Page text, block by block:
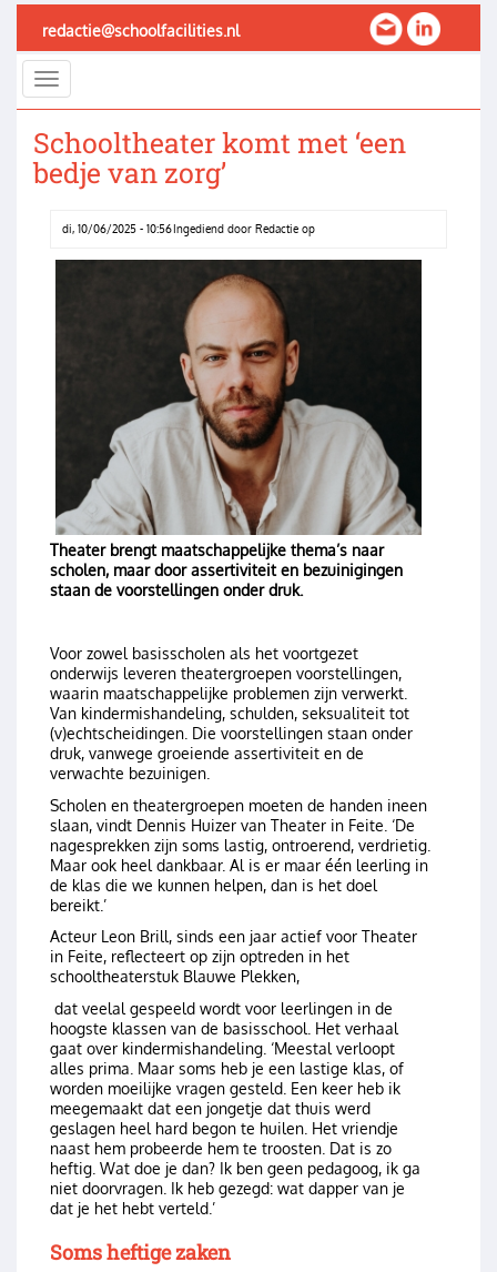
naar
inhoud
gaan
redactie@schoolfacilities.nl
Toggle
navigation
Schooltheater komt met ‘een
bedje van zorg’
Ingediend door Redactie op
di, 10/06/2025 - 10:56
Theater brengt maatschappelijke thema’s naar
scholen, maar door assertiviteit en bezuinigingen
staan de voorstellingen onder druk.
Voor zowel basisscholen als het voortgezet
onderwijs leveren theatergroepen voorstellingen,
waarin maatschappelijke problemen zijn verwerkt.
Van kindermishandeling, schulden, seksualiteit tot
(v)echtscheidingen. Die voorstellingen staan onder
druk, vanwege groeiende assertiviteit en de
verwachte bezuinigen.
Scholen en theatergroepen moeten de handen ineen
slaan, vindt Dennis Huizer van Theater in Feite. ‘De
nagesprekken zijn soms lastig, ontroerend, verdrietig.
Maar ook heel dankbaar. Al is er maar één leerling in
de klas die we kunnen helpen, dan is het doel
bereikt.’
Acteur Leon Brill, sinds een jaar actief voor Theater
in Feite, reflecteert op zijn optreden in het
schooltheaterstuk Blauwe Plekken,
dat veelal gespeeld wordt voor leerlingen in de
hoogste klassen van de basisschool. Het verhaal
gaat over kindermishandeling. ‘Meestal verloopt
alles prima. Maar soms heb je een lastige klas, of
worden moeilijke vragen gesteld. Een keer heb ik
meegemaakt dat een jongetje dat thuis werd
geslagen heel hard begon te huilen. Het vriendje
naast hem probeerde hem te troosten. Dat is zo
heftig. Wat doe je dan? Ik ben geen pedagoog, ik ga
niet doorvragen. Ik heb gezegd: wat dapper van je
dat je het hebt verteld.’
Soms heftige zaken